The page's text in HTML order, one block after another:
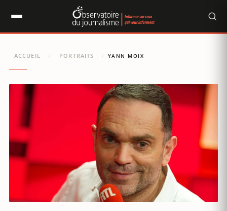
ACCUEIL / PORTRAITS / YANN MOIX
Panneau de gestion des cookies